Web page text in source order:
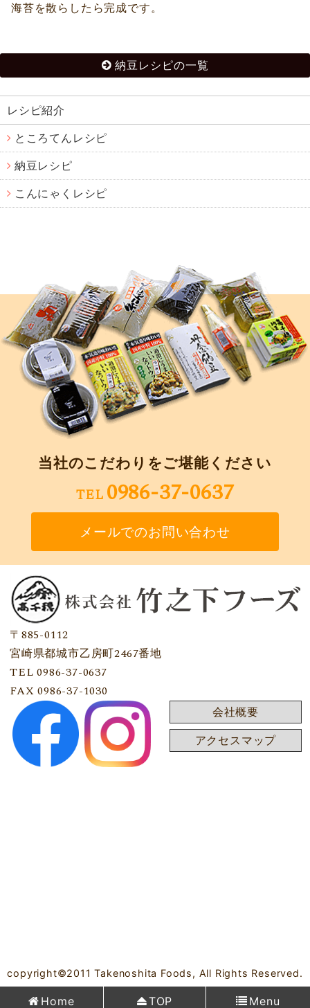
海苔を散らしたら完成です。
納豆レシピの一覧
レシピ紹介
ところてんレシピ
納豆レシピ
こんにゃくレシピ
当社のこだわりをご堪能ください
TEL 0986-37-0637
メールでのお問い合わせ
〒885-0112
宮崎県都城市乙房町2467番地
TEL 0986-37-0637
FAX 0986-37-1030
会社概要
アクセスマップ
copyright©2011 Takenoshita Foods, All Rights Reserved.
Home TOP Menu